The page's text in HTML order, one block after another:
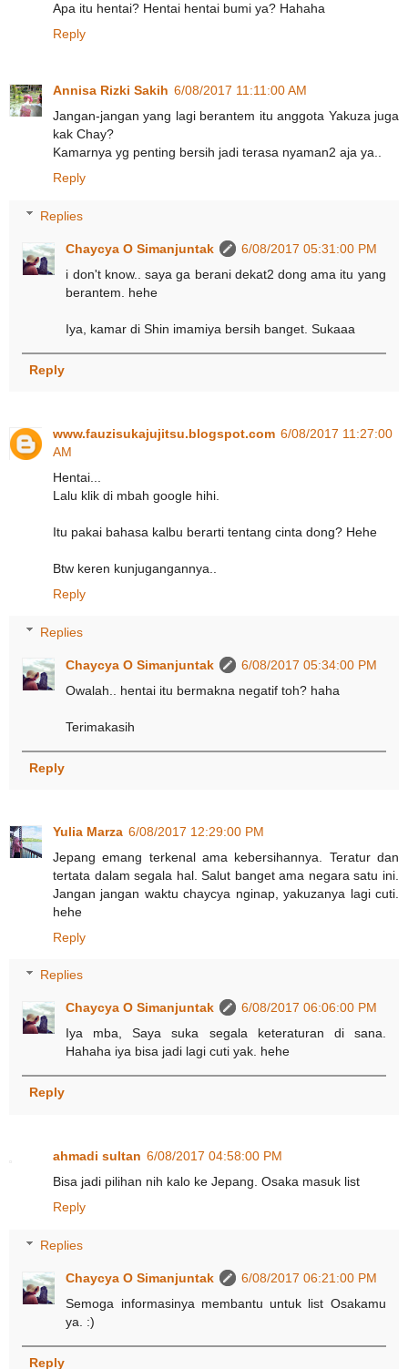
Apa itu hentai? Hentai hentai bumi ya? Hahaha
Reply
Annisa Rizki Sakih 6/08/2017 11:11:00 AM
Jangan-jangan yang lagi berantem itu anggota Yakuza juga
kak Chay?
Kamarnya yg penting bersih jadi terasa nyaman2 aja ya..
Reply
Replies
Chaycya O Simanjuntak
6/08/2017 05:31:00 PM
i don't know.. saya ga berani dekat2 dong ama itu yang
berantem. hehe
Iya, kamar di Shin imamiya bersih banget. Sukaaa
Reply
www.fauzisukajujitsu.blogspot.com 6/08/2017 11:27:00
AM
Hentai...
Lalu klik di mbah google hihi.
Itu pakai bahasa kalbu berarti tentang cinta dong? Hehe
Btw keren kunjugangannya..
Reply
Replies
Chaycya O Simanjuntak
6/08/2017 05:34:00 PM
Owalah.. hentai itu bermakna negatif toh? haha
Terimakasih
Reply
Yulia Marza 6/08/2017 12:29:00 PM
Jepang emang terkenal ama kebersihannya. Teratur dan
tertata dalam segala hal. Salut banget ama negara satu ini.
Jangan jangan waktu chaycya nginap, yakuzanya lagi cuti.
hehe
Reply
Replies
Chaycya O Simanjuntak
6/08/2017 06:06:00 PM
Iya mba, Saya suka segala keteraturan di sana.
Hahaha iya bisa jadi lagi cuti yak. hehe
Reply
ahmadi sultan 6/08/2017 04:58:00 PM
Bisa jadi pilihan nih kalo ke Jepang. Osaka masuk list
Reply
Replies
Chaycya O Simanjuntak
6/08/2017 06:21:00 PM
Semoga informasinya membantu untuk list Osakamu
ya. :)
Reply